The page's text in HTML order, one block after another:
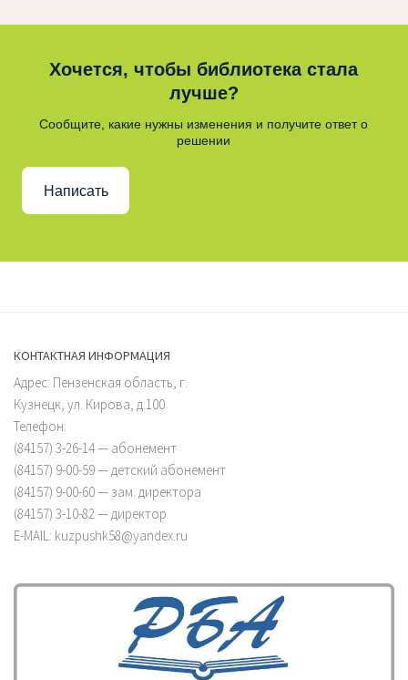
Хочется, чтобы библиотека стала
лучше?
Сообщите, какие нужны изменения и получите ответ о
решении
Написать
КОНТАКТНАЯ ИНФОРМАЦИЯ
Адрес: Пензенская область, г.
Кузнецк, ул. Кирова, д.100
Телефон:
(84157) 3-26-14 — абонемент
(84157) 9-00-59 — детский абонемент
(84157) 9-00-60 — зам. директора
(84157) 3-10-82 — директор
E-MAIL: kuzpushk58@yandex.ru